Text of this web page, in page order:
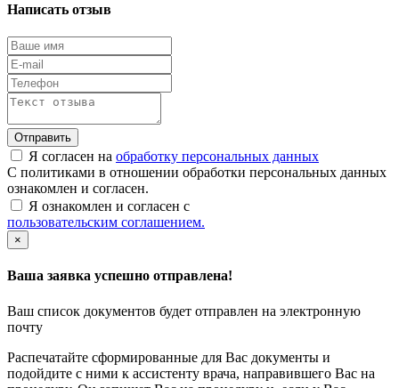
Написать отзыв
Отправить
Я согласен на обработку персональных данных
С политиками в отношении обработки персональных данных
ознакомлен и согласен.
Я ознакомлен и согласен с
пользовательским соглашением.
×
Ваша заявка успешно отправлена!
Ваш список документов будет отправлен на электронную
почту
Распечатайте сформированные для Вас документы и
подойдите с ними к ассистенту врача, направившего Вас на